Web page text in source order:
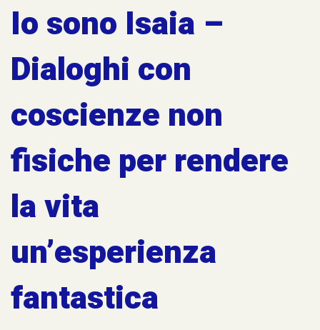
Io sono Isaia –
Dialoghi con
coscienze non
fisiche per rendere
la vita
un’esperienza
fantastica